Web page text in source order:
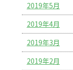
2019年5月
2019年4月
2019年3月
2019年2月